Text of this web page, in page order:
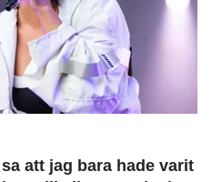
att jag bara hade varit